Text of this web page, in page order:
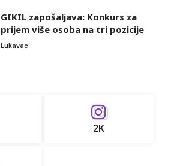
GIKIL zapošaljava: Konkurs za
prijem više osoba na tri pozicije
Lukavac
2K